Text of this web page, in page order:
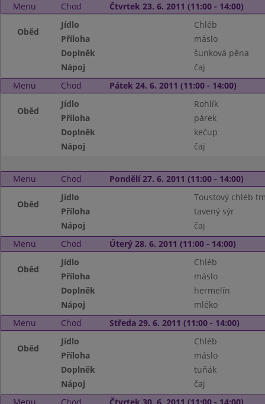
Menu
Chod Čtvrtek 23. 6. 2011 (11:00 - 14:00)
Oběd
Jídlo
Chléb
Příloha
máslo
Doplněk
šunková pěna
Nápoj
čaj
Menu
Chod Pátek 24. 6. 2011 (11:00 - 14:00)
Oběd
Jídlo
Rohlík
Příloha
párek
Doplněk
kečup
Nápoj
čaj
Menu Chod Pondělí 27. 6. 2011 (11:00 - 14:00)
Oběd
Jídlo
Toustový chléb
Příloha
tavený sýr
Nápoj
čaj
Menu
Chod Úterý 28. 6. 2011 (11:00 - 14:00)
Oběd
Jídlo
Chléb
Příloha
máslo
Doplněk
hermelín
Nápoj
mléko
Menu
Chod Středa 29. 6. 2011 (11:00 - 14:00)
Oběd
Jídlo
Chléb
Příloha
máslo
Doplněk
tuňák
Nápoj
čaj